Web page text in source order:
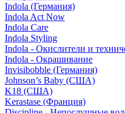
Indola (Германия)
Indola Act Now
Indola Care
Indola Styling
Indola - Окислители и
Indola - Окрашивание
Invisibobble (Германия)
Johnson’s Baby (США)
K18 (США)
Kerastase (Франция)